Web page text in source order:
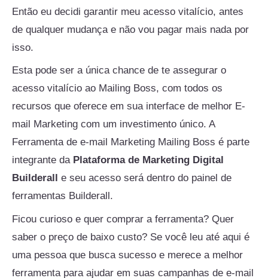
Então eu decidi garantir meu acesso vitalício, antes
de qualquer mudança e não vou pagar mais nada por
isso.
Esta pode ser a única chance de te assegurar o
acesso vitalício ao Mailing Boss, com todos os
recursos que oferece em sua interface de melhor E-
mail Marketing com um investimento único. A
Ferramenta de e-mail Marketing Mailing Boss é parte
integrante da Plataforma de Marketing Digital
Builderall e seu acesso será dentro do painel de
ferramentas Builderall.
Ficou curioso e quer comprar a ferramenta? Quer
saber o preço de baixo custo? Se você leu até aqui é
uma pessoa que busca sucesso e merece a melhor
ferramenta para ajudar em suas campanhas de e-mail